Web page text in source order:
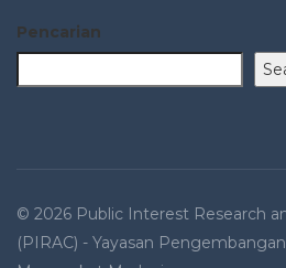
Pencarian
© 2026 Public Interest Research
(PIRAC) - Yayasan